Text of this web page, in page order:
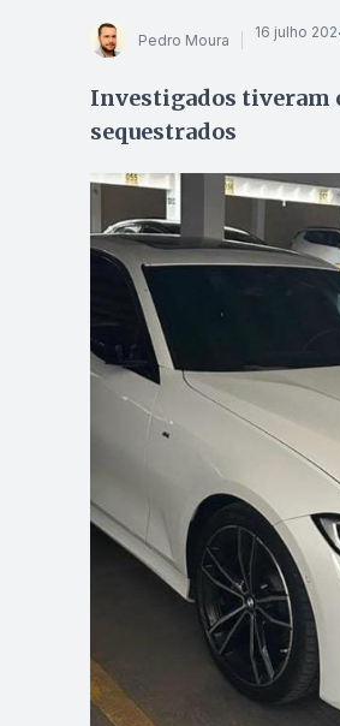
Pedro Moura 16 julho
Investigados tiveram
sequestrados